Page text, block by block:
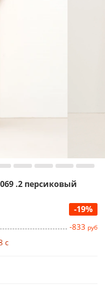
.2 персиковый
-19%
-833 руб
с